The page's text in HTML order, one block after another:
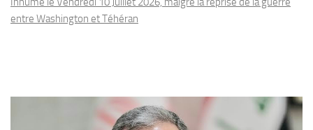
entre Washington et Téhéran